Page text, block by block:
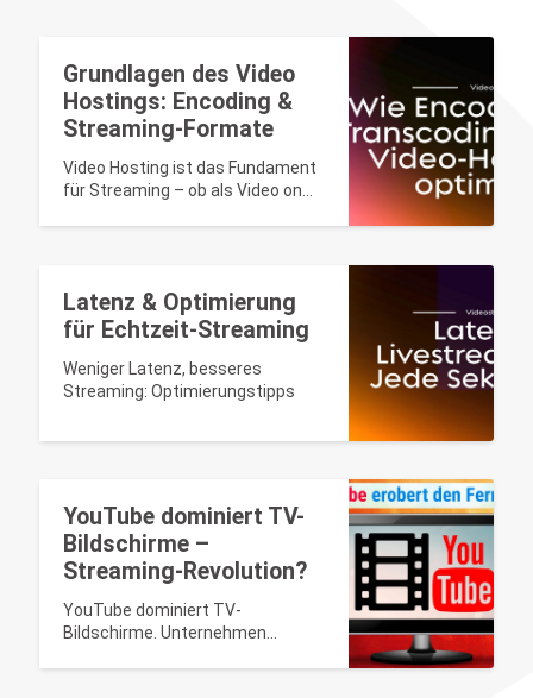
Grundlagen des Video
Hostings: Encoding &
Streaming-Formate
Video Hosting ist das Fundament
für Streaming – ob als Video on
Latenz & Optimierung
für Echtzeit-Streaming
Weniger Latenz, besseres
Streaming: Optimierungstipps
YouTube dominiert TV-
Bildschirme –
Streaming-Revolution?
YouTube dominiert TV-
Bildschirme. Unternehmen